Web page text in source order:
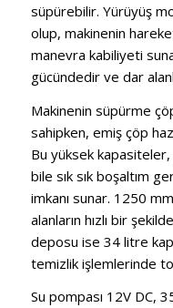
süpürebilir. Yürüyüş
olup, makinenin
manevra kabiliyeti
gücündedir ve dar
Makinenin süpürme
sahipken, emiş çöp
Bu yüksek
bile sık sık boşaltım
imkanı sunar. 1250
alanların hızlı bir
deposu ise 34 litre
temizlik işlemlerinde
Su pompası 12V DC,